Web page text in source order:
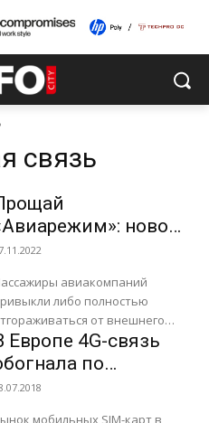
связь
новое
ЕС
связь на
авиакомпаний
либо полностью
от внешнего
во время полета, либо
дополнительную плату
Европе 4G-связь
по
3G